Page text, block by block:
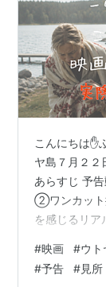
こんにちは✋
ヤ島７月２
あらすじ 予
②ワンカット
を感じるリ
エリック・ポ
ミ ○面白い ○
#映画 #ウト
#予告 #見所